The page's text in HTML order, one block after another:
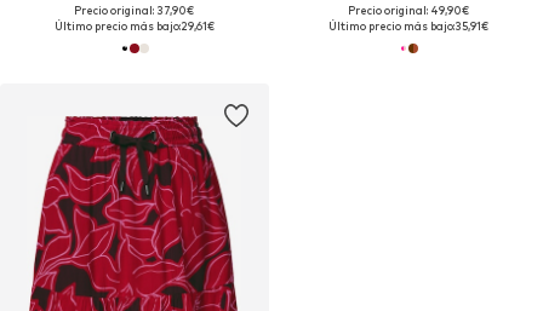
Precio original: 37,90€
Último precio más bajo:29,61€
Precio original: 49,90€
Último precio más bajo:35,91€